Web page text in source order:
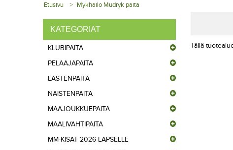
Etusivu Mykhailo Mudryk paita
KATEGORIAT
KLUBIPAITA
PELAAJAPAITA
LASTENPAITA
NAISTENPAITA
MAAJOUKKUEPAITA
MAALIVAHTIPAITA
MM-KISAT 2026 LAPSELLE
Tällä